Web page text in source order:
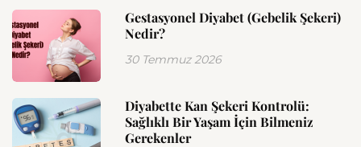
Gestasyonel Diyabet (Gebelik Şekeri)
Nedir?
30 Temmuz 2026
Diyabette Kan Şekeri Kontrolü:
Sağlıklı Bir Yaşam İçin Bilmeniz
Gerekenler